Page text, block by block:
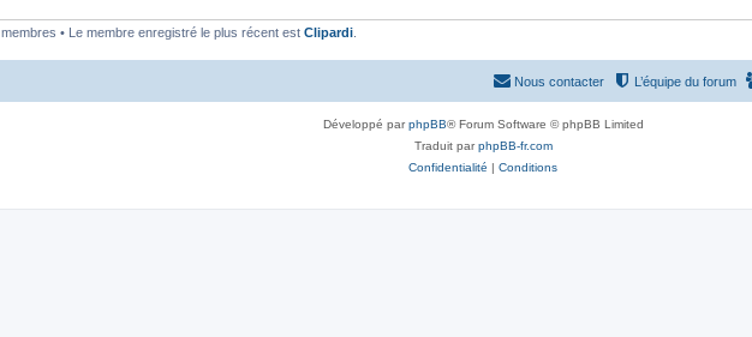
membres • Le membre enregistré le plus récent est Clipardi
L’équipe du forum
Nous contacter
Développé parphpBB® Forum Software © phpBB Limited
Traduit parphpBB-fr.com
Confidentialité | Conditions